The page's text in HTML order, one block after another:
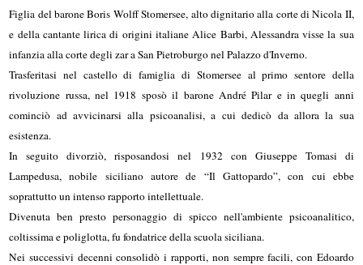
Figlia del barone Boris Wolff Stomersee, alto dignitario alla corte di Nicola II,
e della cantante lirica di origini italiane Alice Barbi, Alessandra visse la sua
infanzia alla corte degli zar a San Pietroburgo nel Palazzo d'Inverno.
Trasferitasi nel castello di famiglia di Stomersee al primo sentore della
rivoluzione russa, nel 1918 sposò il barone André Pilar e in quegli anni
cominciò ad avvicinarsi alla psicoanalisi, a cui dedicò da allora la sua
esistenza.
In seguito divorziò, risposandosi nel 1932 con Giuseppe Tomasi di
Lampedusa, nobile siciliano autore de “Il Gattopardo”, con cui ebbe
soprattutto un intenso rapporto intellettuale.
Divenuta ben presto personaggio di spicco nell'ambiente psicoanalitico,
coltissima e poliglotta, fu fondatrice della scuola siciliana.
Nei successivi decenni consolidò i rapporti, non sempre facili, con Edoardo